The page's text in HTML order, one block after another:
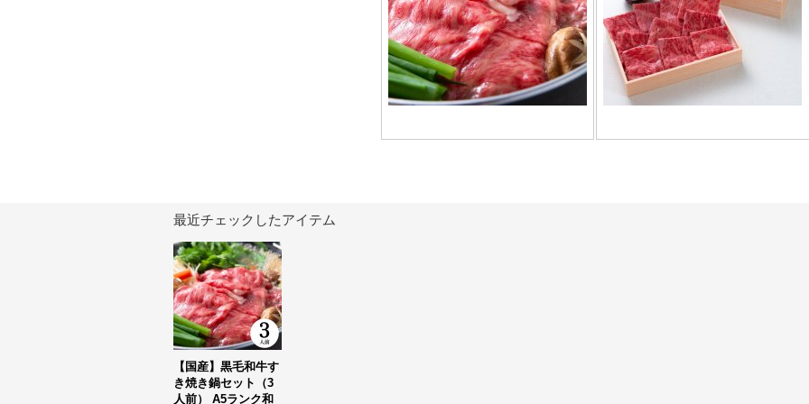
最近チェックしたアイテム
【国産】黒毛和牛す
き焼き鍋セット（3
人前） A5ランク和